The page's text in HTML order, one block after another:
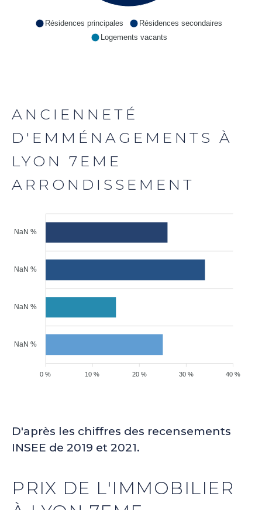
Résidences principales
Résidences secondaires
Logements vacants
ANCIENNETÉ
D'EMMÉNAGEMENTS À
LYON 7EME
ARRONDISSEMENT
NaN %
NaN %
NaN %
NaN %
40 %
30 %
20 %
10 %
0 %
D'après les chiffres des recensements
INSEE de 2019 et 2021.
PRIX DE L'IMMOBILIER